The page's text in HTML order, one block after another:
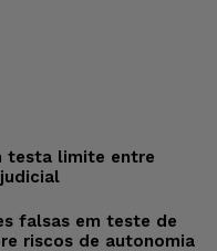
testa limite entre
falsas em teste de
riscos de autonomia